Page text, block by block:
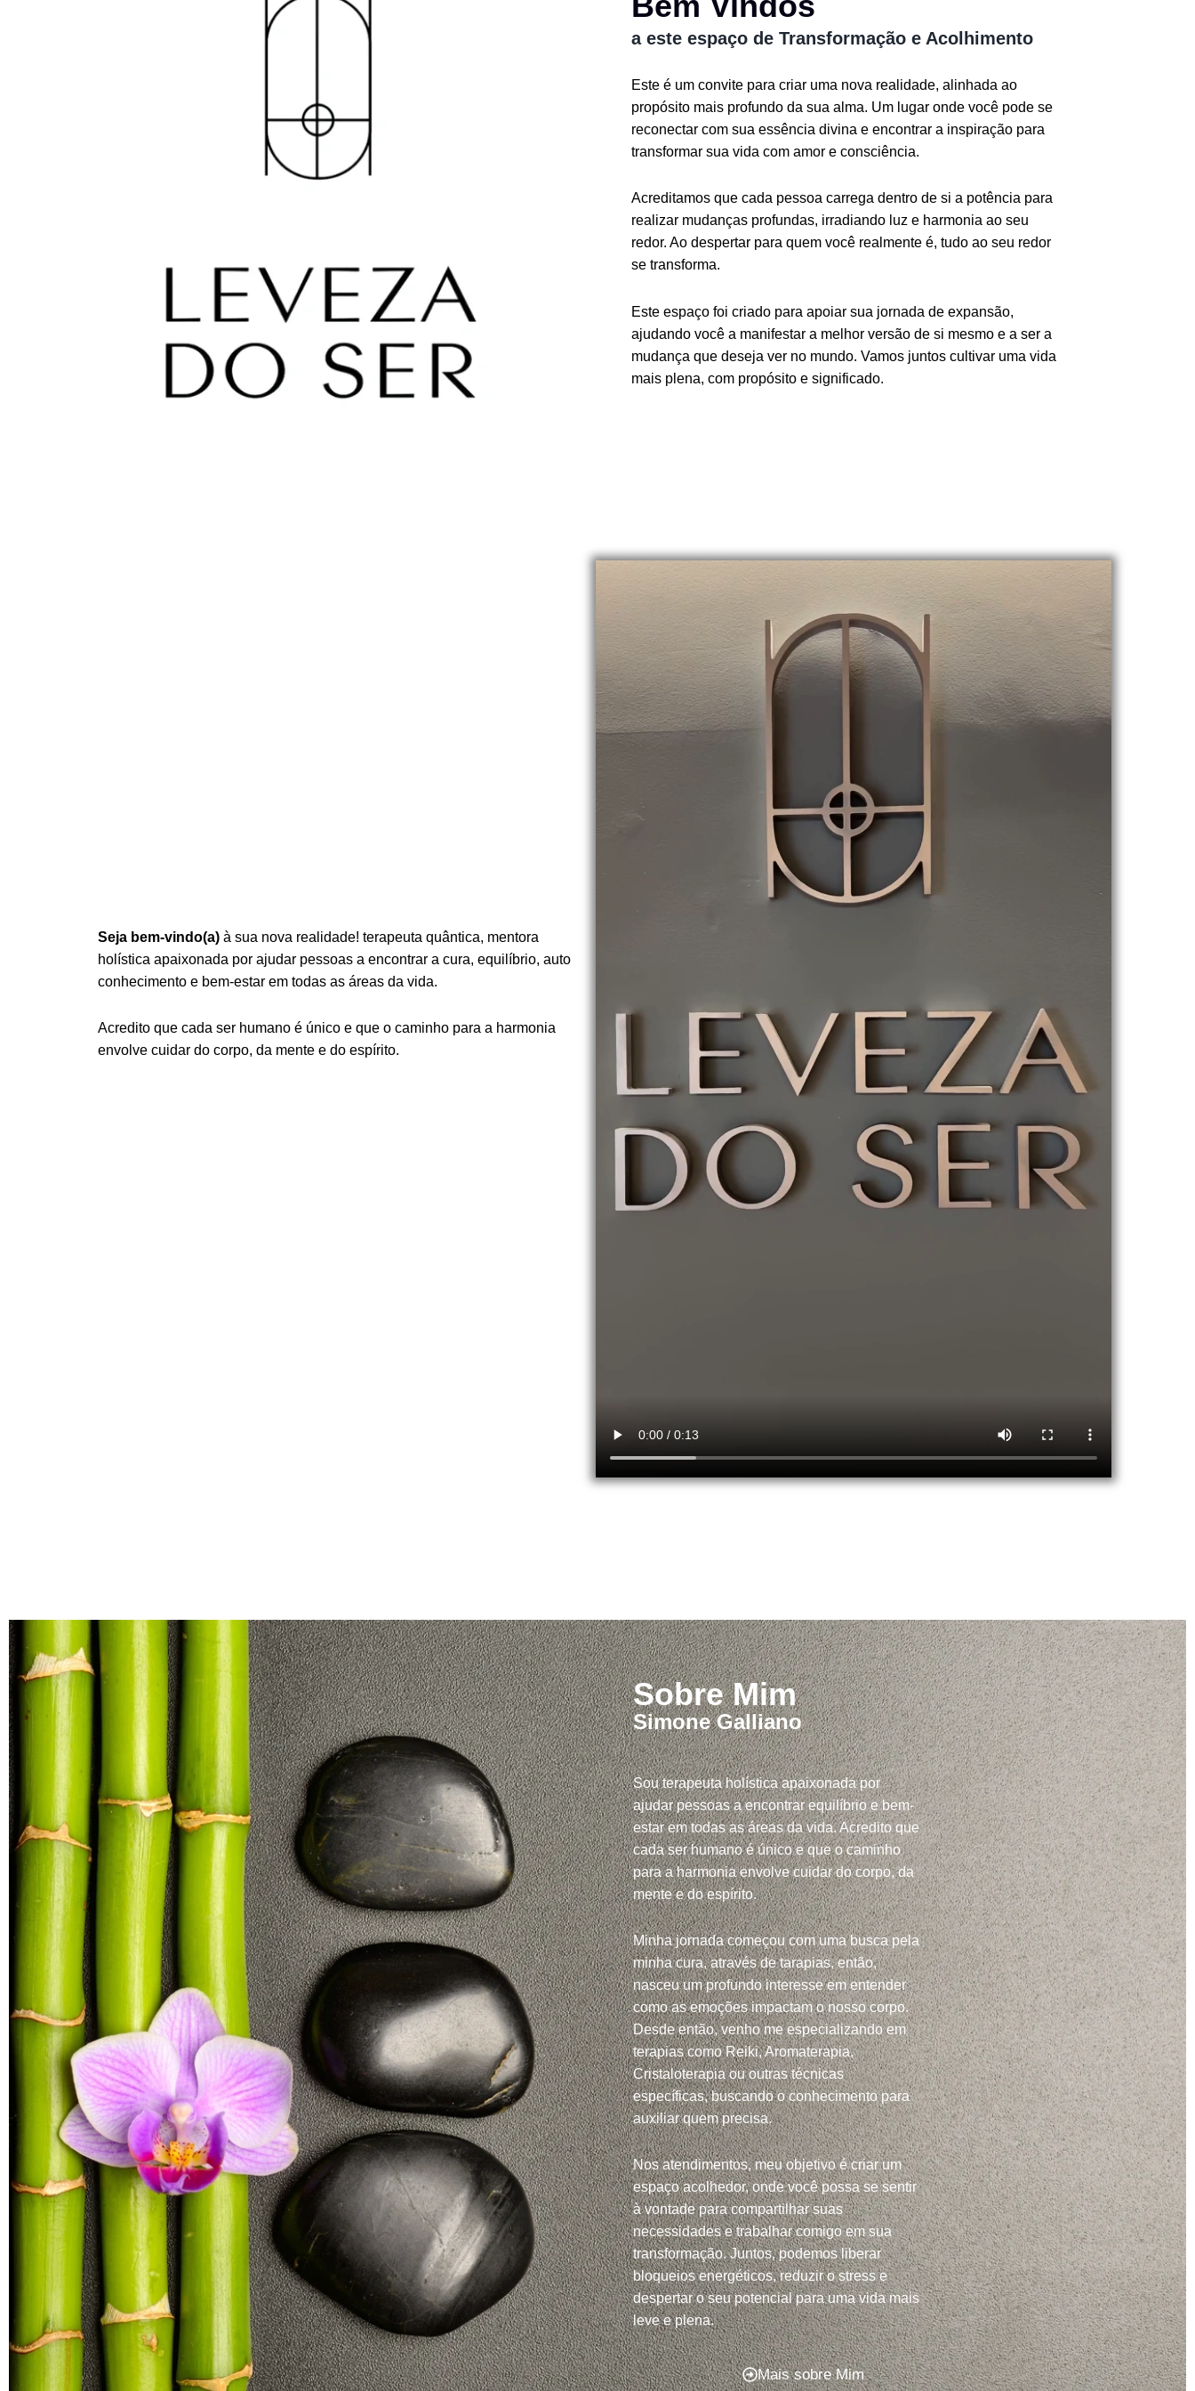
a este espaço de Transformação e Acolhimento
Este é um convite para criar uma nova realidade, alinhada ao
propósito mais profundo da sua alma. Um lugar onde você pode se
reconectar com sua essência divina e encontrar a inspiração para
transformar sua vida com amor e consciência.
Acreditamos que cada pessoa carrega dentro de si a potência para
realizar mudanças profundas, irradiando luz e harmonia ao seu
redor. Ao despertar para quem você realmente é, tudo ao seu redor
se transforma.
Este espaço foi criado para apoiar sua jornada de expansão,
ajudando você a manifestar a melhor versão de si mesmo e a ser a
mudança que deseja ver no mundo. Vamos juntos cultivar uma vida
mais plena, com propósito e significado.
Seja bem-vindo(a) à sua nova realidade! terapeuta quântica, mentora
holística apaixonada por ajudar pessoas a encontrar a cura, equilíbrio, auto
conhecimento e bem-estar em todas as áreas da vida.
Acredito que cada ser humano é único e que o caminho para a harmonia
envolve cuidar do corpo, da mente e do espírito.
Sobre Mim
Simone Galliano
Sou terapeuta holística apaixonada por
ajudar pessoas a encontrar equilíbrio e bem-
estar em todas as áreas da vida. Acredito que
cada ser humano é único e que o caminho
para a harmonia envolve cuidar do corpo, da
mente e do espírito.
Minha jornada começou com uma busca pela
minha cura, através de tarapias, então,
nasceu um profundo interesse em entender
como as emoções impactam o nosso corpo.
Desde então, venho me especializando em
terapias como Reiki, Aromaterapia,
Cristaloterapia ou outras técnicas
específicas, buscando o conhecimento para
auxiliar quem precisa.
Nos atendimentos, meu objetivo é criar um
espaço acolhedor, onde você possa se sentir
à vontade para compartilhar suas
necessidades e trabalhar comigo em sua
transformação. Juntos, podemos liberar
bloqueios energéticos, reduzir o stress e
despertar o seu potencial para uma vida mais
leve e plena.
Mais sobre Mim